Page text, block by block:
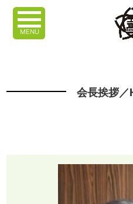
MENU
会長挨拶／